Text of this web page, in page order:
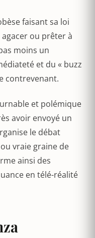
faisant sa loi
ou prêter à
moins un
et du « buzz
contrevenant.
et polémique
avoir envoyé un
le débat
vraie graine de
ainsi des
en télé-réalité